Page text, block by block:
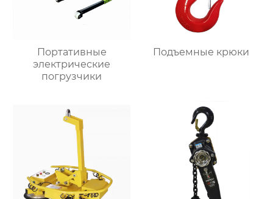
Портативные
электрические
погрузчики
Подъемные крюки